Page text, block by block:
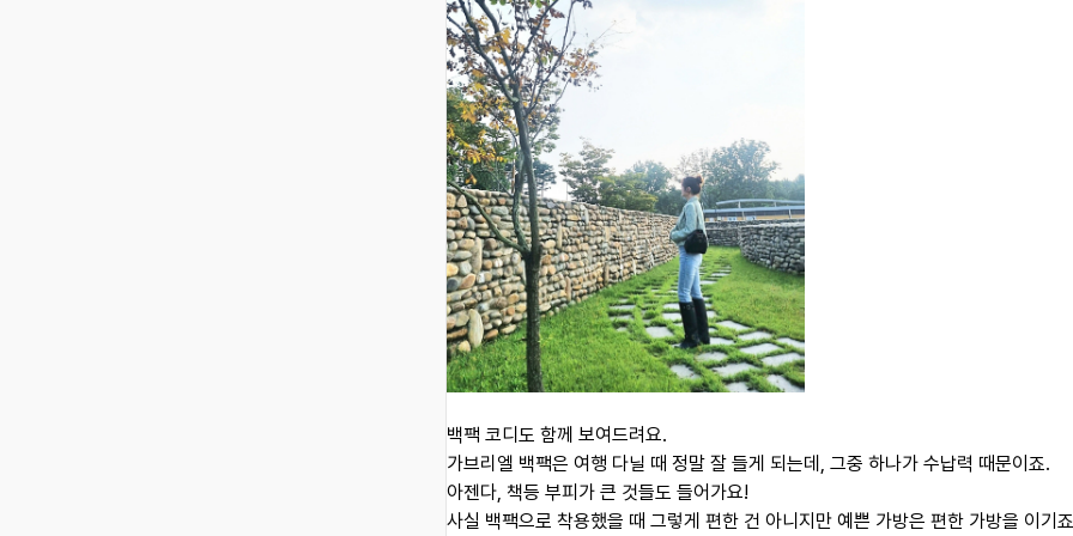
백팩 코디도 함께 보여드려요.
가브리엘 백팩은 여행 다닐 때 정말 잘 들게 되는데, 그중 하나가 수납력 때문이죠.
아젠다, 책등 부피가 큰 것들도 들어가요!
사실 백팩으로 착용했을 때 그렇게 편한 건 아니지만 예쁜 가방은 편한 가방을 이기